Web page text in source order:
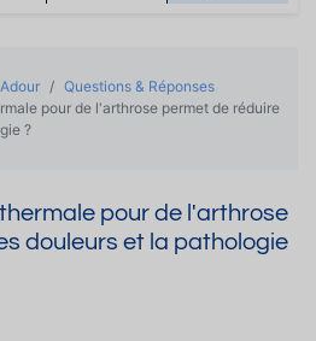
Questions & Réponses
pour de l'arthrose permet de réduire
?
pour de l'arthrose
douleurs et la pathologie